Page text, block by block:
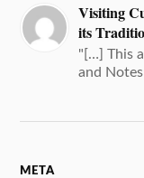
Visiting
its
"[…] This
and
META